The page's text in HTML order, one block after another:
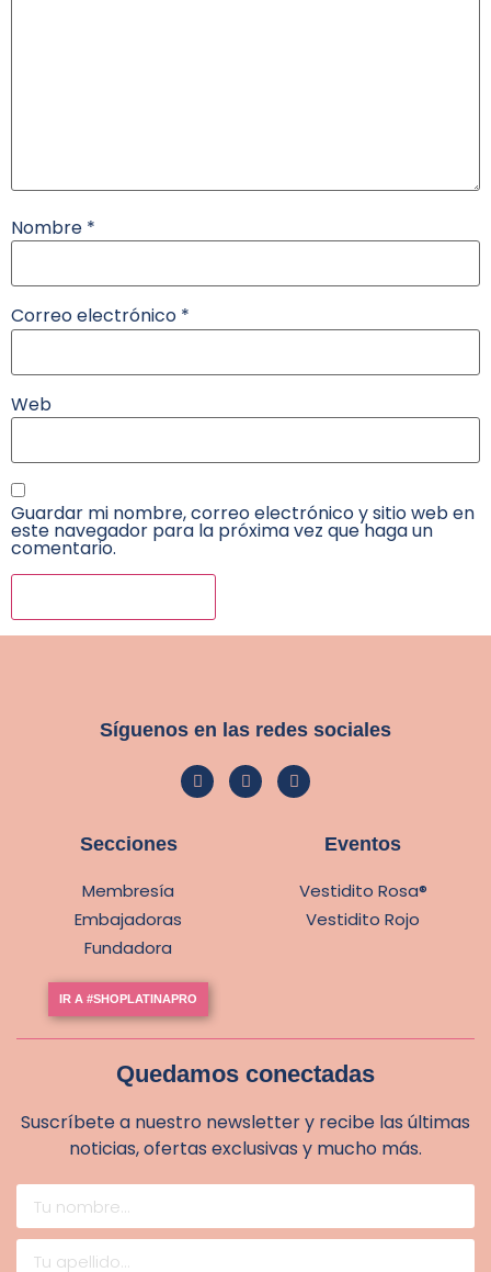
Nombre *
Correo electrónico *
Web
Guardar mi nombre, correo electrónico y sitio web en
este navegador para la próxima vez que haga un
comentario.
Síguenos en las redes sociales
Secciones
Membresía
Embajadoras
Fundadora
IR A #SHOPLATINAPRO
Eventos
Vestidito Rosa®
Vestidito Rojo
Quedamos conectadas
Suscríbete a nuestro newsletter y recibe las últimas
noticias, ofertas exclusivas y mucho más.